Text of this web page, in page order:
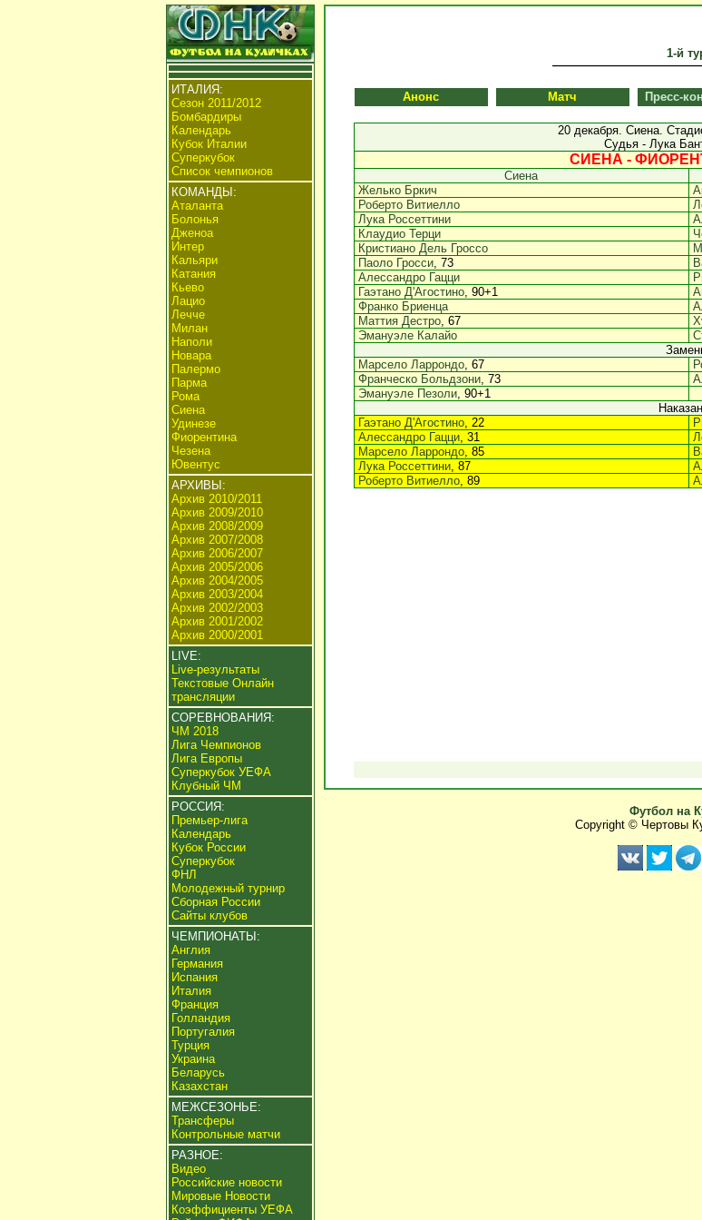
ИТАЛИЯ:
Сезон 2011/2012
Бомбардиры
Календарь
Кубок Италии
Суперкубок
Список чемпионов
КОМАНДЫ:
Аталанта
Болонья
Дженоа
Интер
Кальяри
Катания
Кьево
Лацио
Лечче
Милан
Наполи
Новара
Палермо
Парма
Рома
Сиена
Удинезе
Фиорентина
Чезена
Ювентус
АРХИВЫ:
Архив 2010/2011
Архив 2009/2010
Архив 2008/2009
Архив 2007/2008
Архив 2006/2007
Архив 2005/2006
Архив 2004/2005
Архив 2003/2004
Архив 2002/2003
Архив 2001/2002
Архив 2000/2001
LIVE:
Live-результаты
Текстовые Онлайн
трансляции
СОРЕВНОВАНИЯ:
ЧМ 2018
Лига Чемпионов
Лига Европы
Суперкубок УЕФА
Клубный ЧМ
РОССИЯ:
Премьер-лига
Календарь
Кубок России
Суперкубок
ФНЛ
Молодежный турнир
Сборная России
Сайты клубов
ЧЕМПИОНАТЫ:
Англия
Германия
Испания
Италия
Франция
Голландия
Португалия
Турция
Украина
Беларусь
Казахстан
МЕЖСЕЗОНЬЕ:
Трансферы
Контрольные матчи
РАЗНОЕ:
Видео
Российские новости
Мировые Новости
Коэффициенты УЕФА
1-й
Анонс Матч Пресс-
20 декабря. Сиена.
Судья - Лука
СИЕНА -
Сиена
Желько Бркич
Роберто Витиелло
Лука Россеттини
Клаудио Терци
Кристиано Дель Гроссо
Паоло Гросси, 73
Алессандро Гацци
Гаэтано Д'Агостино, 90+1
Франко Бриенца
Маттия Дестро, 67
Эмануэле Калайо
Марсело Ларрондо, 67
Франческо Больдзони, 73
Эмануэле Пезоли, 90+1
Гаэтано Д'Агостино, 22
Алессандро Гацци, 31
Марсело Ларрондо, 85
Лука Россеттини, 87
Роберто Витиелло, 89
Футбол на
Copyright © Чертовы